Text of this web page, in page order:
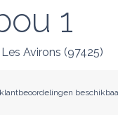
1
Les Avirons (97425)